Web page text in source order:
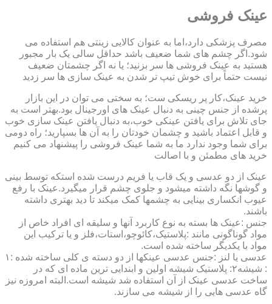
عینک فروشی
مصرف پزشکی دارد،اما به عنوان کالایی زینتی هم استفاده می
شود.اگر چشم های شما ضعیف باشد حداقل سالی یک بار مجبور
هستید به عینک فروشی ها سر بزنید؛ یا نه اگر چشمتان ضعیف
نیست حتماً برای خوش تیپ تر شدن به عینک سازی ها سر زدید
خرید عینک،کار پر ریسکی ست؛ به سختی می توان در این بازار
پرشده از جنس چینی به دنبال عینک های اورجینال بود.بهتر است به
جای تلاش برای یافتن عینکی خوب،به دنبال یافتن عینک سازی خوب
و قابل اعتماد باشید و چشمان خودتان را به آن ها بسپارید؛ راه دومی
برای شما وجود ندارد ما به شما عینک فروشی را پیشنهاد می کنیم
خرید های مطمئن و با اصالت
عینک از دو عدسی و یک قاب یا فریم درست شده استکه توسط بینی
و گوشها نگه داشته میشود و جلوی چشم قرار میگیرد.عینک با رفع
عیوب انکساری بینایی به چشمها کمک میکند تا دید بهتری داشته
باشند.
جنس :عینک ها بسته به نوع کاربرد آنها و سلیقه ای افراد خاص از
مواد گوناگونی مانند :پلاستیک،کائوچو،استات،فلز و یا ترکیب این
مواد با یکدیگر ساخته شده است.
عدسی یا لنز :جنس عدسی عینکها از دو دسته ی کلی ساخته شده :۱
: شیشه۲: پلاستیک شیشه اولین و ابندایی ترین ماده ای که در
ساخت عدسی عینک از آن استفاده شد شیشه است.البته امروزه نیز
گاه عدسی هایی را از شیشه می سازند.